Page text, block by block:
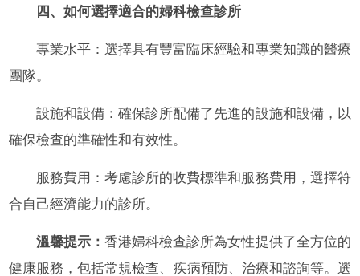
四、如何選擇適合的婦科檢查診所
專業水平：選擇具有豐富臨床經驗和專業知識的醫療
團隊。
設施和設備：確保診所配備了先進的設施和設備，以
確保檢查的準確性和有效性。
服務費用：考慮診所的收費標準和服務費用，選擇符
合自己經濟能力的診所。
溫馨提示：香港婦科檢查診所為女性提供了全方位的
健康服務，包括常規檢查、疾病預防、治療和諮詢等。選